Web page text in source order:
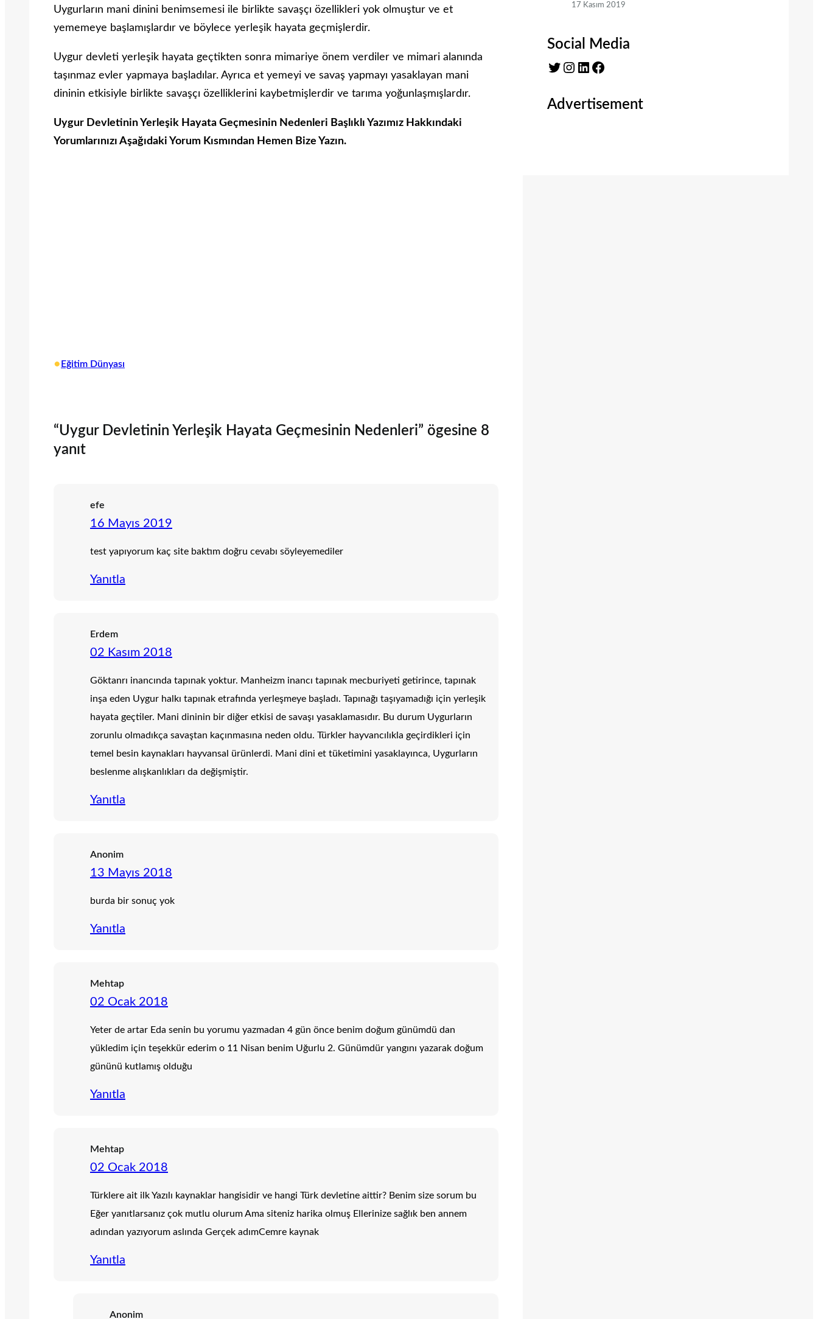
Uygurların mani dinini benimsemesi ile birlikte savaşçı özellikleri yok olmuştur ve et
yememeye başlamışlardır ve böylece yerleşik hayata geçmişlerdir.
Uygur devleti yerleşik hayata geçtikten sonra mimariye önem verdiler ve mimari alanında
taşınmaz evler yapmaya başladılar. Ayrıca et yemeyi ve savaş yapmayı yasaklayan mani
dininin etkisiyle birlikte savaşçı özelliklerini kaybetmişlerdir ve tarıma yoğunlaşmışlardır.
Uygur Devletinin Yerleşik Hayata Geçmesinin Nedenleri Başlıklı Yazımız Hakkındaki
Yorumlarınızı Aşağıdaki Yorum Kısmından Hemen Bize Yazın.
• Eğitim Dünyası
“Uygur Devletinin Yerleşik Hayata Geçmesinin Nedenleri” ögesine 8
yanıt
efe
16 Mayıs 2019
test yapıyorum kaç site baktım doğru cevabı söyleyemediler
Yanıtla
Erdem
02 Kasım 2018
Göktanrı inancında tapınak yoktur. Manheizm inancı tapınak mecburiyeti getirince, tapınak
inşa eden Uygur halkı tapınak etrafında yerleşmeye başladı. Tapınağı taşıyamadığı için yerleşik
hayata geçtiler. Mani dininin bir diğer etkisi de savaşı yasaklamasıdır. Bu durum Uygurların
zorunlu olmadıkça savaştan kaçınmasına neden oldu. Türkler hayvancılıkla geçirdikleri için
temel besin kaynakları hayvansal ürünlerdi. Mani dini et tüketimini yasaklayınca, Uygurların
beslenme alışkanlıkları da değişmiştir.
Yanıtla
Anonim
13 Mayıs 2018
burda bir sonuç yok
Yanıtla
Mehtap
02 Ocak 2018
Yeter de artar Eda senin bu yorumu yazmadan 4 gün önce benim doğum günümdü dan
yükledim için teşekkür ederim o 11 Nisan benim Uğurlu 2. Günümdür yangını yazarak doğum
gününü kutlamış olduğu
Yanıtla
Mehtap
02 Ocak 2018
Türklere ait ilk Yazılı kaynaklar hangisidir ve hangi Türk devletine aittir? Benim size sorum bu
Eğer yanıtlarsanız çok mutlu olurum Ama siteniz harika olmuş Ellerinize sağlık ben annem
adından yazıyorum aslında Gerçek adımCemre kaynak
Yanıtla
Anonim
17 Kasım 2019
Social Media
Twitter
Instagram LinkedIn Facebook
Advertisement